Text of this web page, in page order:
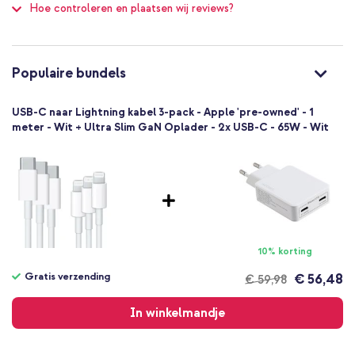
betrouwbaar opladen en synchroniseren van je Apple-apparaten.
Ja
USB-C
Wit
Hoe controleren en plaatsen wij reviews?
Populaire bundels
USB-C naar Lightning kabel 3-pack - Apple 'pre-owned' - 1
meter - Wit + Ultra Slim GaN Oplader - 2x USB-C - 65W - Wit
10% korting
€ 59,98
Gratis verzending € 56,48
In winkelmandje
verzending